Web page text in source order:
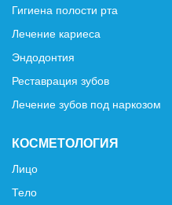
Гигиена полости рта
Лечение кариеса
Эндодонтия
Реставрация зубов
Лечение зубов под наркозом
КОСМЕТОЛОГИЯ
Лицо
Тело